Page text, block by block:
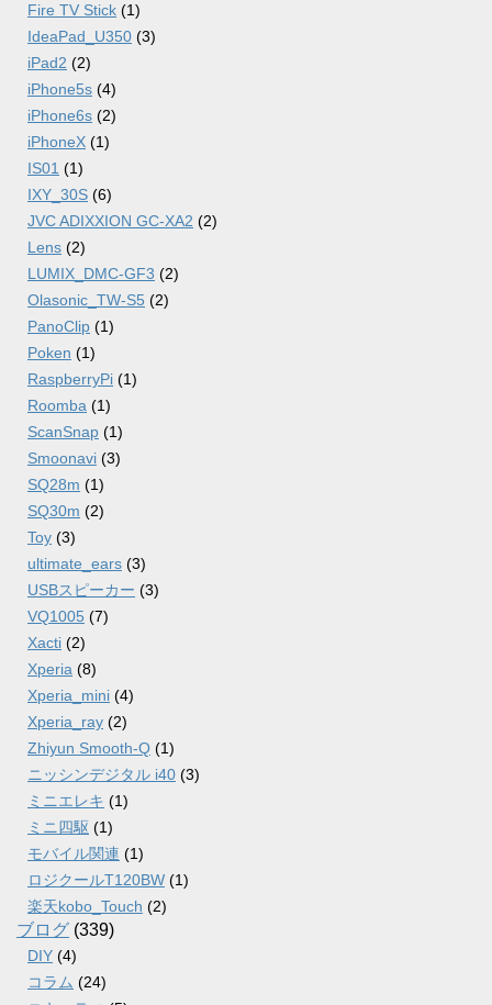
Fire TV Stick (1)
IdeaPad_U350 (3)
iPad2 (2)
iPhone5s (4)
iPhone6s (2)
iPhoneX (1)
IS01 (1)
IXY_30S (6)
JVC ADIXXION GC-XA2 (2)
Lens (2)
LUMIX_DMC-GF3 (2)
Olasonic_TW-S5 (2)
PanoClip (1)
Poken (1)
RaspberryPi (1)
Roomba (1)
ScanSnap (1)
Smoonavi (3)
SQ28m (1)
SQ30m (2)
Toy (3)
ultimate_ears (3)
USBスピーカー (3)
VQ1005 (7)
Xacti (2)
Xperia (8)
Xperia_mini (4)
Xperia_ray (2)
Zhiyun Smooth-Q (1)
ニッシンデジタル i40 (3)
ミニエレキ (1)
ミニ四駆 (1)
モバイル関連 (1)
ロジクールT120BW (1)
楽天kobo_Touch (2)
ブログ (339)
DIY (4)
コラム (24)